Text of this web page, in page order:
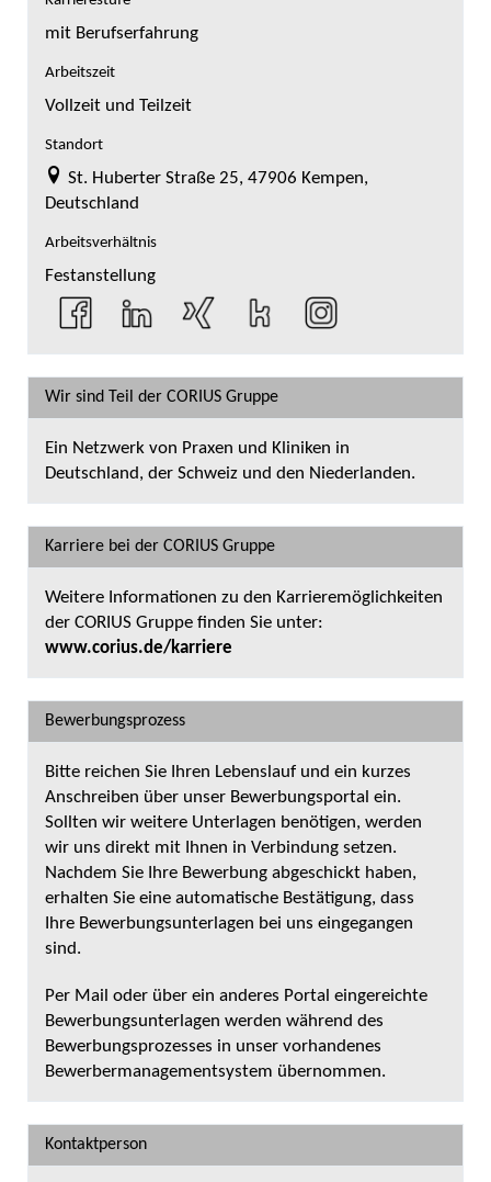
mit Berufserfahrung
Arbeitszeit
Vollzeit und Teilzeit
Standort
St. Huberter Straße 25, 47906 Kempen,
Deutschland
Arbeitsverhältnis
Festanstellung
Wir sind Teil der CORIUS Gruppe
Ein Netzwerk von Praxen und Kliniken in
Deutschland, der Schweiz und den Niederlanden.
Karriere bei der CORIUS Gruppe
Weitere Informationen zu den Karrieremöglichkeiten
der CORIUS Gruppe finden Sie unter:
www.corius.de/karriere
Bewerbungsprozess
Bitte reichen Sie Ihren Lebenslauf und ein kurzes
Anschreiben über unser Bewerbungsportal ein.
Sollten wir weitere Unterlagen benötigen, werden
wir uns direkt mit Ihnen in Verbindung setzen.
Nachdem Sie Ihre Bewerbung abgeschickt haben,
erhalten Sie eine automatische Bestätigung, dass
Ihre Bewerbungsunterlagen bei uns eingegangen
sind.
Per Mail oder über ein anderes Portal eingereichte
Bewerbungsunterlagen werden während des
Bewerbungsprozesses in unser vorhandenes
Bewerbermanagementsystem übernommen.
Kontaktperson